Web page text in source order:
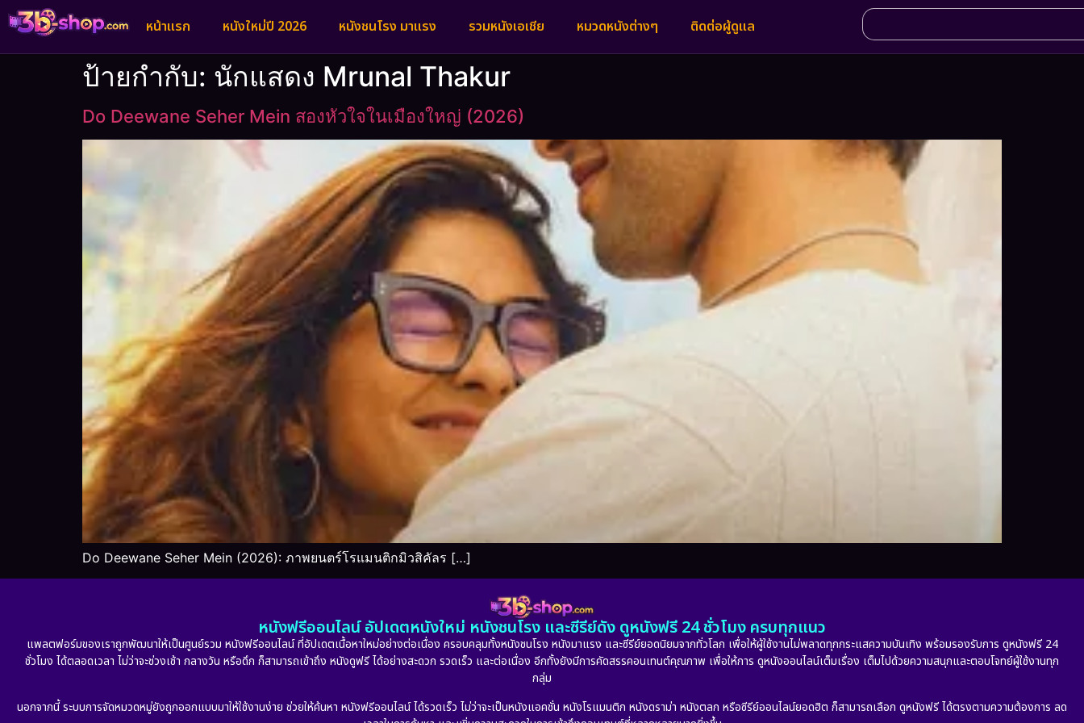
หน้าแรก หนังใหม่ปี 2026 หนังชนโรง มาแรง รวมหนังเอเชีย หมวดหนังต่างๆ ติดต่อผู้ดูแล
ป้ายกำกับ: นักแสดง Mrunal Thakur
Do Deewane Seher Mein สองหัวใจในเมืองใหญ่ (2026)
Do Deewane Seher Mein (2026): ภาพยนตร์โรแมนติกมิวสิคัลร […]
หนังฟรีออนไลน์ อัปเดตหนังใหม่ หนังชนโรง และซีรีย์ดัง ดูหนังฟรี 24 ชั่วโมง ครบทุกแนว
แพลตฟอร์มของเราถูกพัฒนาให้เป็นศูนย์รวม หนังฟรีออนไลน์ ที่อัปเดตเนื้อหาใหม่อย่างต่อเนื่อง ครอบคลุมทั้งหนังชนโรง หนังมาแรง และซีรีย์ยอดนิยมจากทั่วโลก เพื่อให้ผู้ใช้งานไม่พลาดทุกกระแสความบันเทิง พร้อมรองรับการ ดูหนังฟรี 24
ชั่วโมง ได้ตลอดเวลา ไม่ว่าจะช่วงเช้า กลางวัน หรือดึก ก็สามารถเข้าถึง หนังดูฟรี ได้อย่างสะดวก รวดเร็ว และต่อเนื่อง อีกทั้งยังมีการคัดสรรคอนเทนต์คุณภาพ เพื่อให้การ ดูหนังออนไลน์เต็มเรื่อง เต็มไปด้วยความสนุกและตอบโจทย์ผู้ใช้งานทุก
กลุ่ม
นอกจากนี้ ระบบการจัดหมวดหมู่ยังถูกออกแบบมาให้ใช้งานง่าย ช่วยให้ค้นหา หนังฟรีออนไลน์ ได้รวดเร็ว ไม่ว่าจะเป็นหนังแอคชั่น หนังโรแมนติก หนังดราม่า หนังตลก หรือซีรีย์ออนไลน์ยอดฮิต ก็สามารถเลือก ดูหนังฟรี ได้ตรงตามความต้องการ ลด